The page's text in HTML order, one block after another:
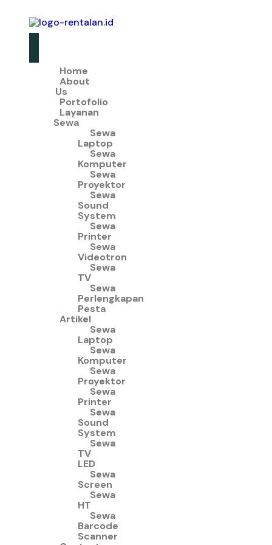
Home
About
Us
Portofolio
Layanan
Sewa
Sewa
Laptop
Sewa
Komputer
Sewa
Proyektor
Sewa
Sound
System
Sewa
Printer
Sewa
Videotron
Sewa
TV
Sewa
Perlengkapan
Pesta
Artikel
Sewa
Laptop
Sewa
Komputer
Sewa
Proyektor
Sewa
Printer
Sewa
Sound
System
Sewa
TV
LED
Sewa
Screen
Sewa
HT
Sewa
Barcode
Scanner